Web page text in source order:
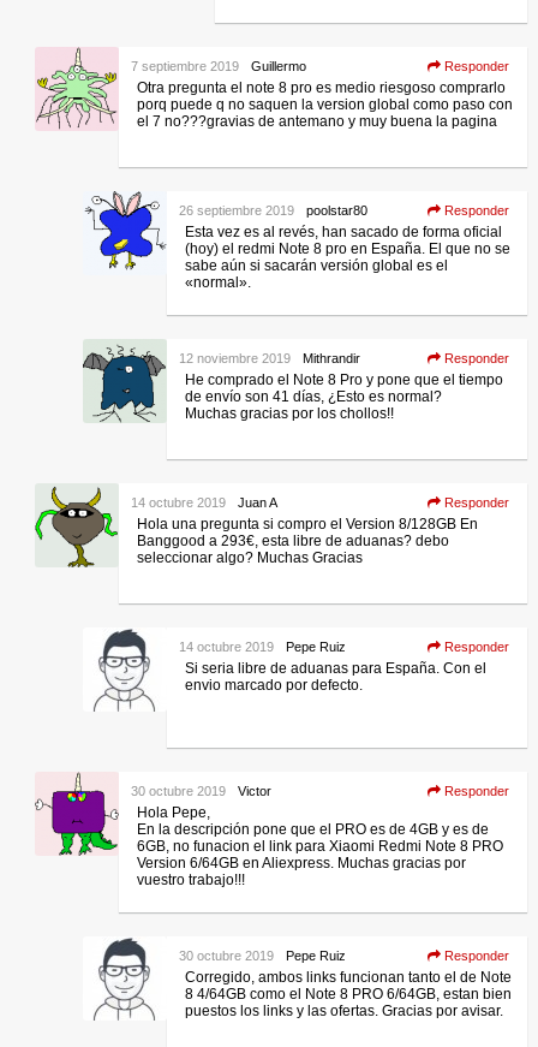
Guillermo
7 septiembre 2019 Responder
Otra pregunta el note 8 pro es medio riesgoso comprarlo
porq puede q no saquen la version global como paso con
el 7 no???gravias de antemano y muy buena la pagina
poolstar80
26 septiembre 2019 Responder
Esta vez es al revés, han sacado de forma oficial
(hoy) el redmi Note 8 pro en España. El que no se
sabe aún si sacarán versión global es el
«normal».
Mithrandir
12 noviembre 2019 Responder
He comprado el Note 8 Pro y pone que el tiempo
de envío son 41 días, ¿Esto es normal?
Muchas gracias por los chollos!!
Juan A
14 octubre 2019 Responder
Hola una pregunta si compro el Version 8/128GB En
Banggood a 293€, esta libre de aduanas? debo
seleccionar algo? Muchas Gracias
Pepe Ruiz
14 octubre 2019 Responder
Si seria libre de aduanas para España. Con el
envio marcado por defecto.
Victor
30 octubre 2019 Responder
Hola Pepe,
En la descripción pone que el PRO es de 4GB y es de
6GB, no funacion el link para Xiaomi Redmi Note 8 PRO
Version 6/64GB en Aliexpress. Muchas gracias por
vuestro trabajo!!!
Pepe Ruiz
30 octubre 2019 Responder
Corregido, ambos links funcionan tanto el de Note
8 4/64GB como el Note 8 PRO 6/64GB, estan bien
puestos los links y las ofertas. Gracias por avisar.